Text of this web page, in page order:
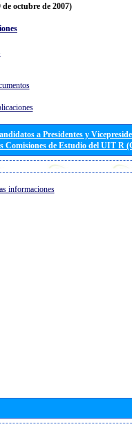
octubre de 2007)
a Presidentes y
Comisiones de Estudio del UIT R
informaciones